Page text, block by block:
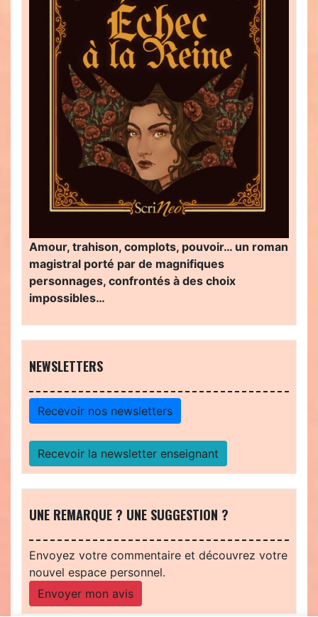
Amour, trahison, complots, pouvoir… un roman
magistral porté par de magnifiques
personnages, confrontés à des choix
impossibles…
NEWSLETTERS
Recevoir nos newsletters
Recevoir la newsletter enseignant
UNE REMARQUE ? UNE SUGGESTION ?
Envoyez votre commentaire et découvrez votre
nouvel espace personnel.
Envoyer mon avis